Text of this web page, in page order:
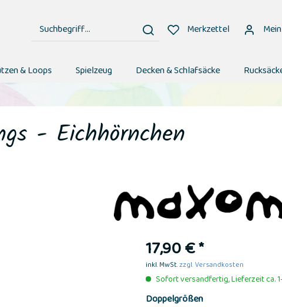
Merkzettel
& Loops Spielzeug Decken & Schlafsäcke
- Eichhörnchen
17,90 € *
inkl. MwSt.zzgl. Versandkosten
Sofort versandfertig, Lieferzeit ca.
Doppelgrößen